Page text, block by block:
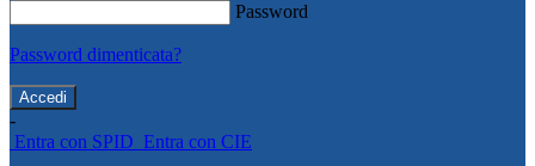
Password
Password dimenticata?
-
Entra con SPID Entra con CIE